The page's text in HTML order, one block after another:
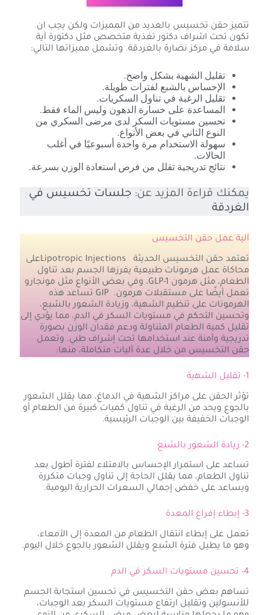
تتميز حقن تخسيس بالعديد من المميزات ولكن يجب ان
تكون تحت اشراف دكتور تغذية متخصص مثل دكتورة آية
سلامة في مركز نضارة بالغردقة. وتشمل مميزاتها التالي:
تقليل الشهية بشكل واضح.
الإحساس بالشبع لفترات طويلة.
تقليل الرغبة في تناول السكريات.
المساعدة على خسارة الدهون وليس الماء فقط.
تحسين مستويات السكر لدى مرضى السكري من
النوع الثاني في بعض الأنواع.
سهولة الاستخدام مرة واحدة أسبوعيًا في أغلب
الحالات.
نتائج تدريجية تقلل من فرص استعادة الوزن بسرعة.
يمكنك قراءة المزيد عن: جلسات تخسيس في
الغردقة
آلية عمل حقن التخسيس
تعتمد حقن التخسيس الحديثة Lipotropic Injectionsعلى
محاكاة عمل هرمونات طبيعية يفرزها الجسم بعد تناول
الطعام، مثل هرمون GLP-1، وفي بعض الأنواع مثل مونجارو
تعمل أيضًا على مستقبلات هرمون. GIP تساعد هذه
الهرمونات على تنظيم الشهية، وزيادة الشعور بالشبع،
وتحسين التحكم في مستويات السكر في الدم، مما يؤدي إلى
تقليل كمية الطعام المتناولة ودعم فقدان الوزن بصورة
تدريجية وآمنة عند استخدامها تحت إشراف طبي. وتعمل
حقن التخسيس من خلال عدة آليات متكاملة، منها:
1- تقليل الشهية
تؤثر الحقن على مراكز الشهية في الدماغ، مما يقلل الشعور
بالجوع ويحد من الرغبة في تناول كميات كبيرة من الطعام أو
الوجبات الخفيفة بين الوجبات الرئيسية.
2- زيادة الشعور بالشبع
تساعد على استمرار الإحساس بالامتلاء لفترة أطول بعد
تناول الطعام، مما يقلل الحاجة إلى تناول وجبات متكررة
ويساعد على خفض إجمالي السعرات الحرارية اليومية.
3- إبطاء إفراغ المعدة
تعمل على إبطاء انتقال الطعام من المعدة إلى الأمعاء،
وهو ما يطيل فترة الشبع ويقلل الشعور بالجوع خلال اليوم.
4- تحسين مستويات السكر في الدم
تساهم بعض حقن التخسيس في تحسين استجابة الجسم
للأنسولين وتقليل ارتفاع مستويات السكر بعد الوجبات،